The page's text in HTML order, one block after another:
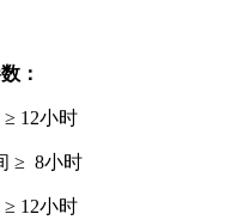
：
12小时
≥ 8小时
12小时